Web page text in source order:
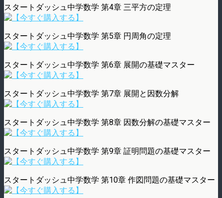
スタートダッシュ中学数学 第4章 三平方の定理
スタートダッシュ中学数学 第5章 円周角の定理
スタートダッシュ中学数学 第6章 展開の基礎マスター
スタートダッシュ中学数学 第7章 展開と因数分解
スタートダッシュ中学数学 第8章 因数分解の基礎マスター
スタートダッシュ中学数学 第9章 証明問題の基礎マスター
スタートダッシュ中学数学 第10章 作図問題の基礎マスター